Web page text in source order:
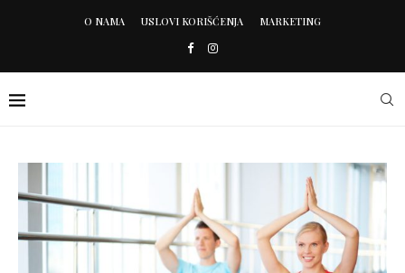
O NAMA USLOVI KORIŠĆENJA MARKETING